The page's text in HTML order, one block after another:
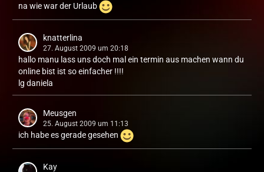
na wie war der Urlaub
knatterlina
27. August 2009 um 20:18
hallo manu lass uns doch mal ein termin aus machen wann du
online bist ist so einfacher !!!!
lg daniela
Meusgen
25. August 2009 um 11:13
ich habe es gerade gesehen
Kay